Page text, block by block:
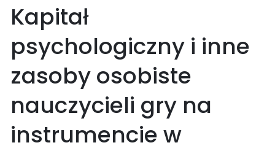
Kapitał
psychologiczny i inne
zasoby osobiste
nauczycieli gry na
instrumencie w